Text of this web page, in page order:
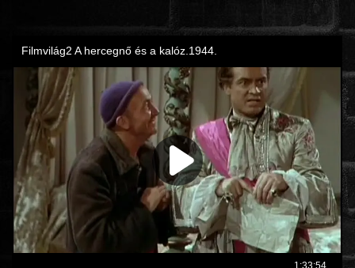
TÖRTÉNELMI
DOKUMENTUMFILMEK
ÉLŐ ADÁSOK (LIVE)
SOROZAT
KARÁCSONYI FILMEK